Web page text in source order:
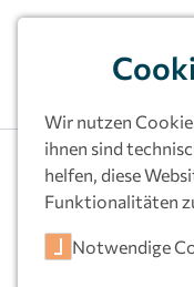
Wir nutzen
ihnen sind
helfen, diese
Funktionalitäten
Notwendige